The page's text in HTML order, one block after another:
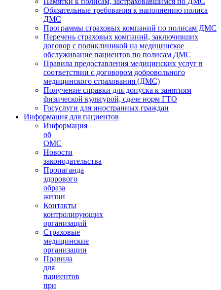
Обязательные требования к наполнению полиса
ДМС
Программы страховых компаний по полисам ДМС
Перечень страховых компаний, заключивших
договор с поликлиникой на медицинское
обслуживание пациентов по полисам ДМС
Правила предоставления медицинских услуг в
соответствии с договором добровольного
медицинского страхования (ДМС)
Получение справки для допуска к занятиям
физической культурой, сдаче норм ГТО
Госуслуги для иностранных граждан
Информация для пациентов
Информация
об
ОМС
Новости
законодательства
Пропаганда
здорового
образа
жизни
Контакты
контролирующих
организаций
Страховые
медицинские
организации
Правила
для
пациентов
при